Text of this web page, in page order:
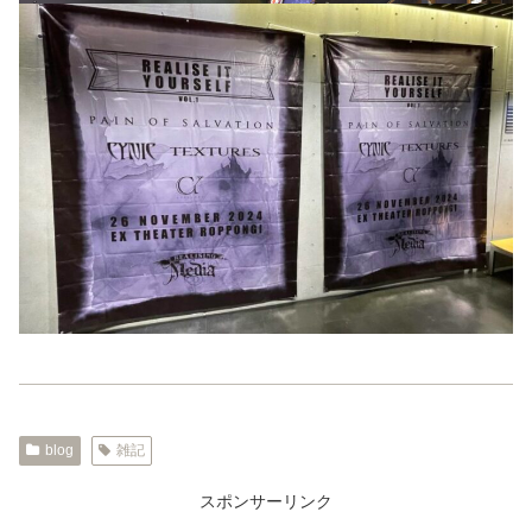
blog 雑記
スポンサーリンク